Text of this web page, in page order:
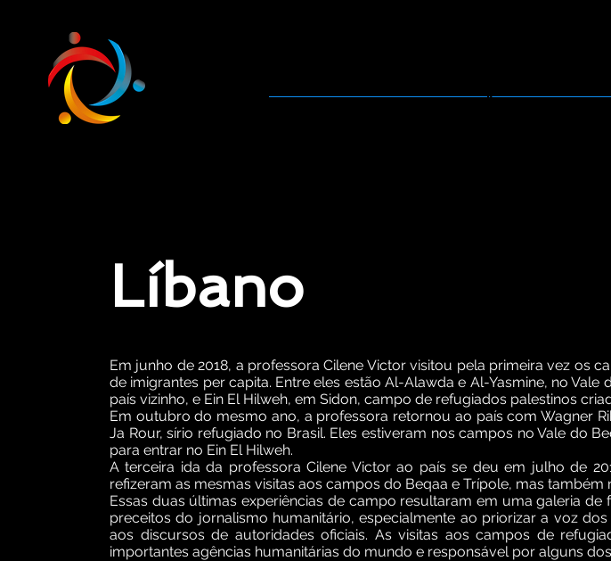
Líbano
Em junho de 2018, a professora Cilene Victor visitou pela primeira vez os
de imigrantes per capita. Entre eles estão Al-Alawda e Al-Yasmine, no
país vizinho, e Ein El Hilweh, em Sidon, campo de refugiados palestinos
Em outubro do mesmo ano, a professora retornou ao país com Wagner
Ja Rour, sírio refugiado no Brasil. Eles estiveram nos campos no Vale do
para entrar no Ein El Hilweh.
A terceira ida da professora Cilene Victor ao país se deu em julho de
refizeram as mesmas visitas aos campos do Beqaa e Trípole, mas
Essas duas últimas experiências de campo resultaram em uma galeria
preceitos do jornalismo humanitário, especialmente ao priorizar a voz
aos discursos de autoridades oficiais. As visitas aos campos de
importantes agências humanitárias do mundo e responsável por alguns